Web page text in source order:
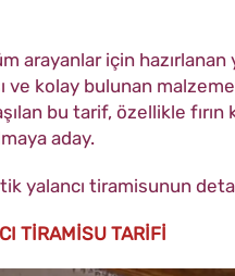
arayanlar için hazırlanan
ve kolay bulunan
bu tarif, özellikle fırın
aday.
yalancı tiramisunun
TİRAMİSU TARİFİ